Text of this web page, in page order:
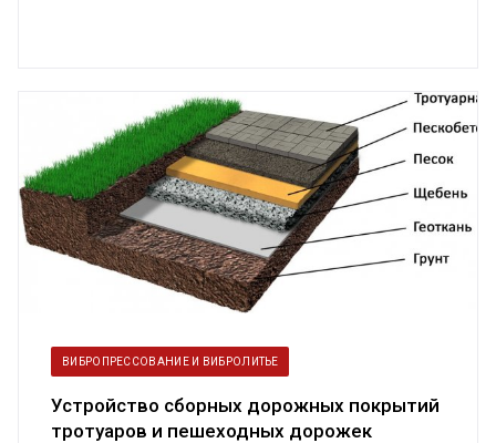
ВИБРОПРЕССОВАНИЕ И ВИБРОЛИТЬЕ
Устройство сборных дорожных покрытий
тротуаров и пешеходных дорожек